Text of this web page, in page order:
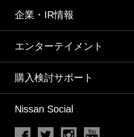
企業・IR情報
エンターテイメント
購入検討サポート
Nissan Social